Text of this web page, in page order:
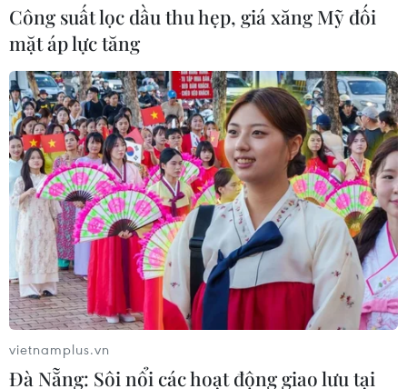
TTXVN giới thiệu bài viết của Bộ trưởng Bộ Giao thông
Vận tải Nguyễn Văn Thể với tiêu đề "Vai trò của giao
thông vận tải trong phát triển kinh tế-xã hội."
Công suất lọc dầu thu hẹp, giá xăng Mỹ đối
mặt áp lực tăng
vietnamplus.vn
Đà Nẵng: Sôi nổi các hoạt động giao lưu tại